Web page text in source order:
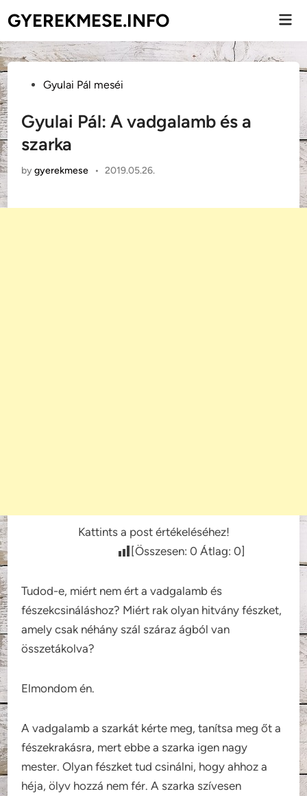
to
content
GYEREKMESE.INFO
PostedGyulai Pál meséi
Gyulai Pál: A vadgalamb és a
szarka
bygyerekmese • 2019.05.26.
Kattints a post értékeléséhez!
[Összesen: 0 Átlag: 0]
Tudod-e, miért nem ért a vadgalamb és
fészekcsináláshoz? Miért rak olyan hitvány fészket,
amely csak néhány szál száraz ágból van
összetákolva?
Elmondom én.
A vadgalamb a szarkát kérte meg, tanítsa meg őt a
fészekrakásra, mert ebbe a szarka igen nagy
mester. Olyan fészket tud csinálni, hogy ahhoz a
héja, ölyv hozzá nem fér. A szarka szívesen